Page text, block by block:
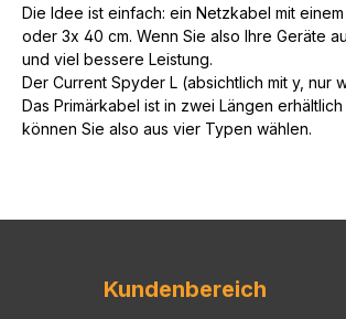
Die Idee ist einfach: ein Netzkabel mit
oder 3x 40 cm. Wenn Sie also Ihre Geräte
und viel bessere Leistung.
Der Current Spyder L (absichtlich mit y, nur
Das Primärkabel ist in zwei Längen
können Sie also aus vier Typen wählen.
Kundenbereich